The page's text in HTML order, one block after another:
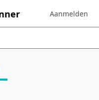
Sign in to your
Aanmelden